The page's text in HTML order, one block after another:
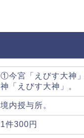
①今宮「えびす大神
神「えびす大神」。
境内授与所。
1件300円